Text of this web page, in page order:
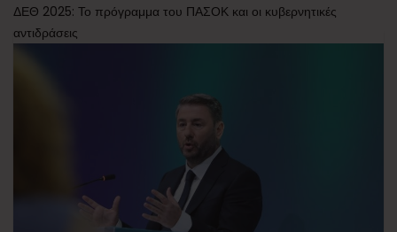
ΔΕΘ 2025: Το πρόγραμμα του ΠΑΣΟΚ και οι κυβερνητικές
αντιδράσεις